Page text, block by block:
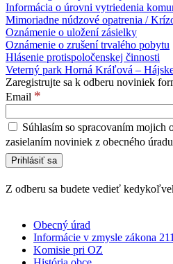
Informácia o úrovni vytriedenia
Mimoriadne núdzové opatrenia /
Oznámenie o uložení zásielky
Oznámenie o zrušení trvalého pobytu
Hlásenie protispoločenskej činnosti
Veterný park Horná Kráľová –
Zaregistrujte sa k odberu noviniek
Email *
Súhlasím so spracovaním mojich
zasielaním noviniek z obecného
Z odberu sa budete vedieť
Obecný úrad
Informácie v zmysle zákona
Komisie pri OZ